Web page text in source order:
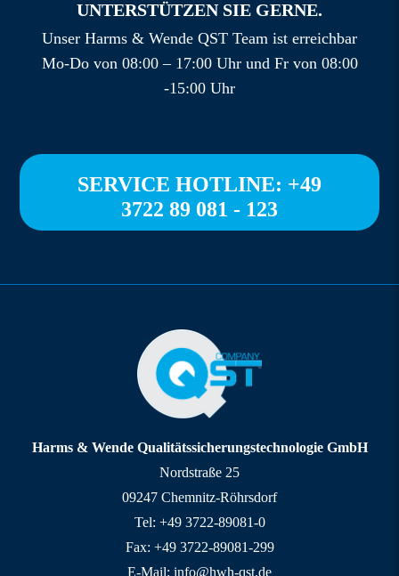
UNTERSTÜTZEN SIE GERNE.
Unser Harms & Wende QST Team ist erreichbar
Mo-Do von 08:00 – 17:00 Uhr und Fr von 08:00
-15:00 Uhr
SERVICE HOTLINE: +49
3722 89 081 - 123
Harms & Wende Qualitätssicherungstechnologie GmbH
Nordstraße 25
09247 Chemnitz-Röhrsdorf
Tel: +49 3722-89081-0
Fax: +49 3722-89081-299
E-Mail: info@hwh-qst.de